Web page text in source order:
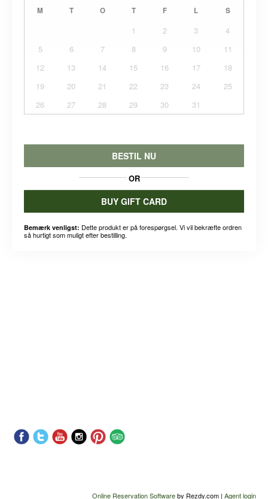
M T O T F L S
1 2 3
4
5
6 7 8 9 10
11
12
13 14 15 16 17
18
19
20 21 22 23 24
25
26
27 28 29 30 31
BESTIL NU
OR
BUY GIFT CARD
Bemærk venligst: Dette produkt er på forespørgsel. Vi vil bekræfte ordren
så hurtigt som muligt efter bestilling.
Online Reservation Softwareby Rezdy.com | Agent login